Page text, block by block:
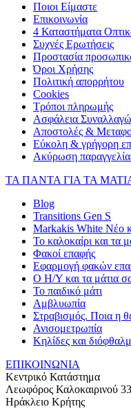
Ποιοι Είμαστε
Επικοινωνία
4 Καταστήματα
Συχνές Ερωτήσεις
Προστασία
Όροι Χρήσης
Πολιτική απορρήτου
Cookies
Τρόποι πληρωμής
Ασφάλεια
Αποστολές &
Εύκολη & γρήγορη
Ακύρωση
ΤΑ ΠΑΝΤΑ ΓΙΑ ΤΑ
Blog
Transitions Gen S
Markakis White Νέο
Το καλοκαίρι και τα
Φακοί επαφής
Εφαρμογή φακών
Ο Η/Υ και τα μάτια
Το παιδικό μάτι
Αμβλυωπία
Στραβισμός. Ποια η
Ανισομετρωπία
Κηλίδες και
ΕΠΙΚΟΙΝΩΝΙΑ
Κεντρικό Κατάστημα
Λεωφόρος Καλοκαιρινού
Ηράκλειο Κρήτης